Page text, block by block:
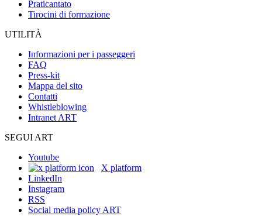
Praticantato
Tirocini di formazione
UTILITÀ
Informazioni per i passeggeri
FAQ
Press-kit
Mappa del sito
Contatti
Whistleblowing
Intranet ART
SEGUI ART
Youtube
X platform
LinkedIn
Instagram
RSS
Social media policy ART